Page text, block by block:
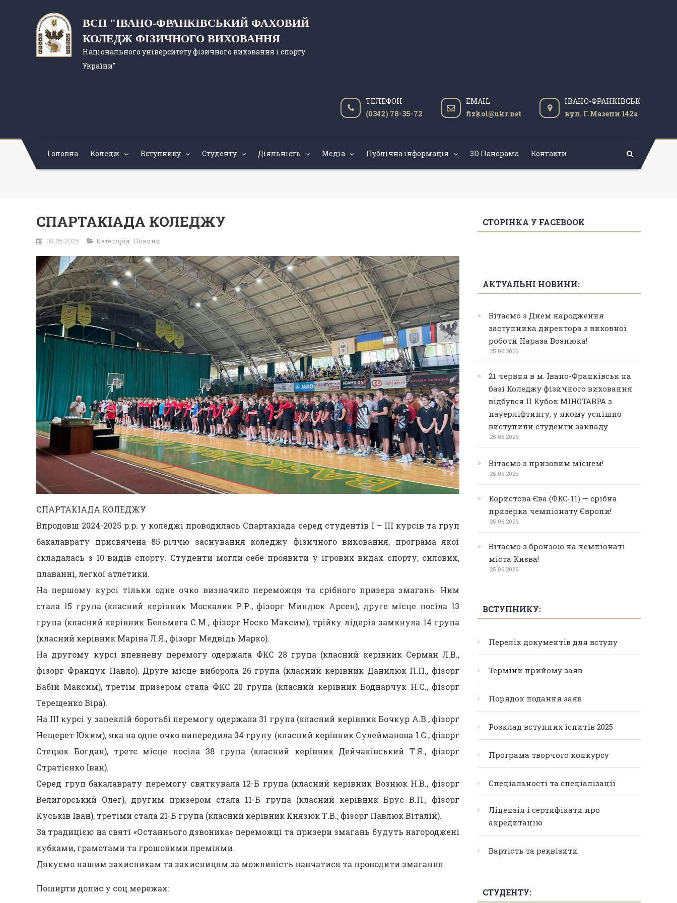
ВСП "ІВАНО-ФРАНКІВСЬКИЙ ФАХОВИЙ
КОЛЕДЖ ФІЗИЧНОГО ВИХОВАННЯ
Національного університету фізичного виховання і спорту
України"
ТЕЛЕФОН
(0342) 78-35-72
EMAIL
fizkol@ukr.net
ІВАНО-ФРАНКІВСЬК
вул. Г.Мазепи 142а
Головна Коледж Вступнику Студенту Діяльність Медіа Публічна інформація 3D Панорама Контакти
СПАРТАКІАДА КОЛЕДЖУ
08.05.2025 Категорія: Новини
СПАРТАКІАДА КОЛЕДЖУ
Впродовш 2024-2025 р.р. у коледжі проводилась Спартакіада серед студентів І – ІІІ курсів та груп
бакалаврату присвячена 85-річчю заснування коледжу фізичного виховання, програма якої
складалась з 10 видів спорту. Студенти могли себе проявити у ігрових видах спорту, силових,
плаванні, легкої атлетики.
На першому курсі тільки одне очко визначило переможця та срібного призера змагань. Ним
стала 15 група (класний керівник Москалик Р.Р., фізорг Миндюк Арсен), друге місце посіла 13
група (класний керівник Бельмега С.М., фізорг Носко Максим), трійку лідерів замкнула 14 група
(класний керівник Маріна Л.Я., фізорг Медвідь Марко).
На другому курсі впевнену перемогу одержала ФКС 28 група (класний керівник Серман Л.В.,
фізорг Францух Павло). Друге місце виборола 26 група (класний керівник Данилюк П.П., фізорг
Бабій Максим), третім призером стала ФКС 20 група (класний керівник Боднарчук Н.С., фізорг
Терещенко Віра).
На ІІІ курсі у запеклій боротьбі перемогу одержала 31 група (класний керівник Бочкур А.В., фізорг
Нещерет Юхим), яка на одне очко випередила 34 групу (класний керівник Сулейманова І.Є., фізорг
Стецюк Богдан), третє місце посіла 38 група (класний керівник Дейчаківський Т.Я., фізорг
Стратієнко Іван).
Серед груп бакалаврату перемогу святкувала 12-Б група (класний керівник Вознюк Н.В., фізорг
Велигорський Олег), другим призером стала 11-Б група (класний керівник Брус В.П., фізорг
Куськів Іван), третіми стала 21-Б група (класний керівник Князюк Т.В., фізорг Павлюк Віталій).
За традицією на святі «Останнього дзвоника» переможці та призери змагань будуть нагороджені
кубками, грамотами та грошовими преміями.
Дякуємо нашим захисникам та захисницям за можливість навчатися та проводити змагання.
Поширти допис у соц.мережах:
СТОРІНКА У FACEBOOK
АКТУАЛЬНІ НОВИНИ:
Вітаємо з Днем народження
заступника директора з виховної
роботи Нараза Вознюка!
25.06.2026
21 червня в м. Івано-Франківськ на
базі Коледжу фізичного виховання
відбувся ІІ Кубок МІНОТАВРА з
пауерліфтингу, у якому успішно
виступили студенти закладу
25.06.2026
Вітаємо з призовим місцем!
25.06.2026
Користова Єва (ФКС-11) — срібна
призерка чемпіонату Європи!
25.06.2026
Вітаємо з бронзою на чемпіонаті
міста Києва!
25.06.2026
ВСТУПНИКУ:
Перелік документів для вступу
Терміни прийому заяв
Порядок подання заяв
Розклад вступних іспитів 2025
Програма творчого конкурсу
Спеціальності та спеціалізації
Ліцензія і сертифікати про
акредитацію
Вартість та реквізити
СТУДЕНТУ: